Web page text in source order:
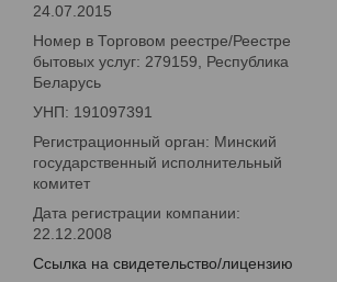
24.07.2015
Номер в Торговом реестре/Реестре
бытовых услуг: 279159, Республика
Беларусь
УНП: 191097391
Регистрационный орган: Минский
государственный исполнительный
комитет
Дата регистрации компании:
22.12.2008
Ссылка на свидетельство/лицензию